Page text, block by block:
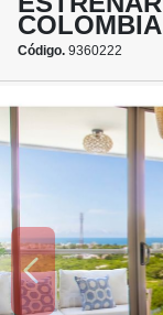
Código. 9360222